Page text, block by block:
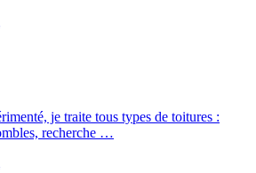
je traite tous types de toitures :
recherche …